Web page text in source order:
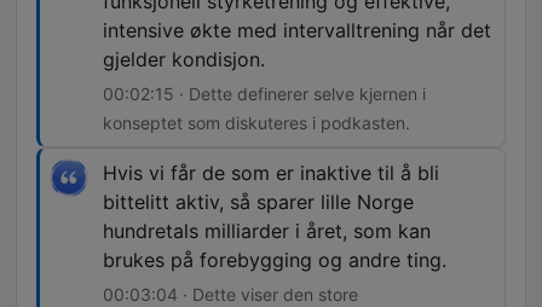
intensive økte med intervalltrening når det
gjelder kondisjon.
00:02:15 · Dette definerer selve kjernen i
konseptet som diskuteres i podkasten.
Hvis vi får de som er inaktive til å bli
bittelitt aktiv, så sparer lille Norge
hundretals milliarder i året, som kan
brukes på forebygging og andre ting.
00:03:04 · Dette viser den store